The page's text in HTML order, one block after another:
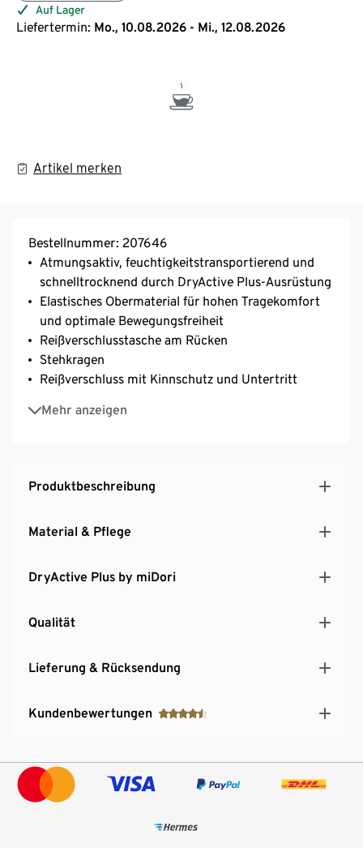
Auf Lager
Liefertermin: Mo., 10.08.2026 - Mi., 12.08.2026
Artikel merken
Bestellnummer: 207646
Atmungsaktiv, feuchtigkeitstransportierend und
schnelltrocknend durch DryActive Plus-Ausrüstung
Elastisches Obermaterial für hohen Tragekomfort
und optimale Bewegungsfreiheit
Reißverschlusstasche am Rücken
Stehkragen
Reißverschluss mit Kinnschutz und Untertritt
Mehr anzeigen
Mit reflektierenden Designelementen
Produktbeschreibung
Material & Pflege
DryActive Plus by miDori
Qualität
Lieferung & Rücksendung
Kundenbewertungen